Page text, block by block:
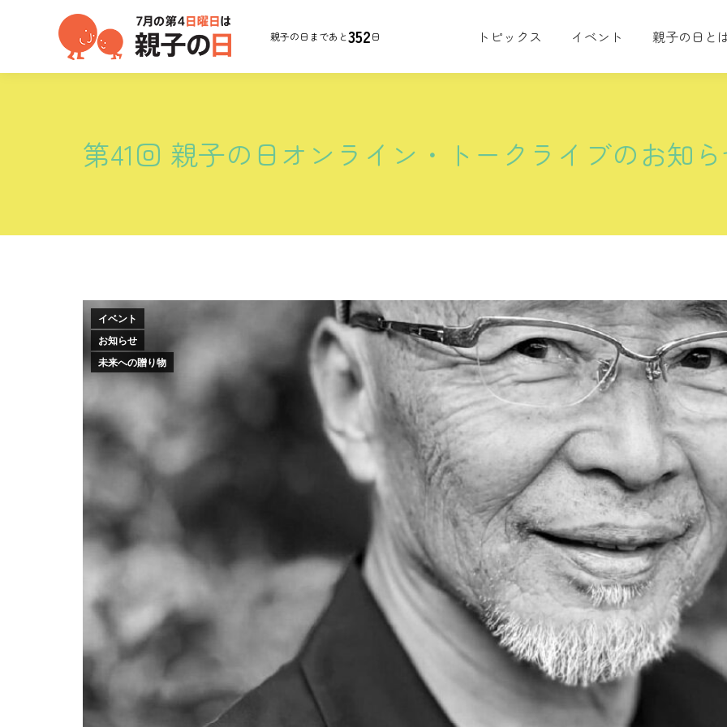
親子の日まであと352日 トピックス イベント 親子の日と
第41回 親子の日オンライン・トークライブのお知
イベント
お知らせ
未来への贈り物